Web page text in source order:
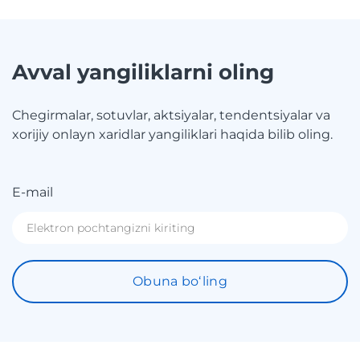
Avval yangiliklarni oling
Chegirmalar, sotuvlar, aktsiyalar, tendentsiyalar va
xorijiy onlayn xaridlar yangiliklari haqida bilib oling.
E-mail
Obuna boʻling